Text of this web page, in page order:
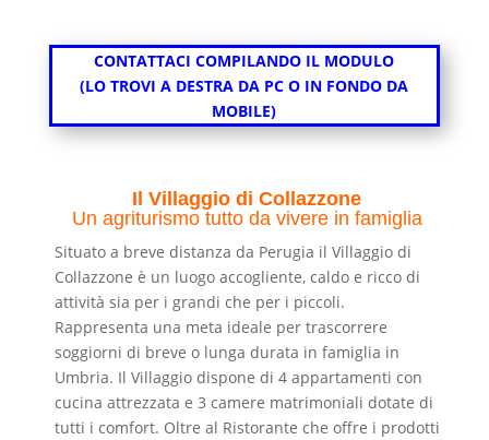
CONTATTACI COMPILANDO IL MODULO
(LO TROVI A DESTRA DA PC O IN FONDO DA
MOBILE)
Il Villaggio di Collazzone
Un agriturismo tutto da vivere in famiglia
Situato a breve distanza da Perugia il Villaggio di
Collazzone è un luogo accogliente, caldo e ricco di
attività sia per i grandi che per i piccoli.
Rappresenta una meta ideale per trascorrere
soggiorni di breve o lunga durata in famiglia in
Umbria. Il Villaggio dispone di 4 appartamenti con
cucina attrezzata e 3 camere matrimoniali dotate di
tutti i comfort. Oltre al Ristorante che offre i prodotti